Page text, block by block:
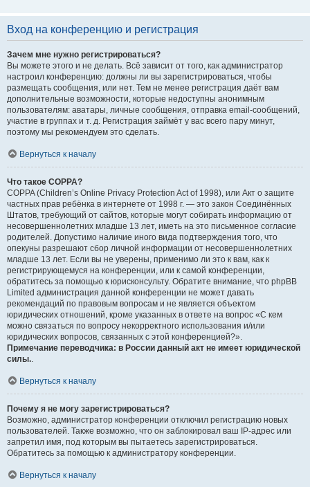
Вход на конференцию и регистрация
Зачем мне нужно регистрироваться?
Вы можете этого и не делать. Всё зависит от того, как администратор
настроил конференцию: должны ли вы зарегистрироваться, чтобы
размещать сообщения, или нет. Тем не менее регистрация даёт вам
дополнительные возможности, которые недоступны анонимным
пользователям: аватары, личные сообщения, отправка email-сообщений,
участие в группах и т. д. Регистрация займёт у вас всего пару минут,
поэтому мы рекомендуем это сделать.
Вернуться к началу
Что такое COPPA?
COPPA (Children’s Online Privacy Protection Act of 1998), или Акт о защите
частных прав ребёнка в интернете от 1998 г. — это закон Соединённых
Штатов, требующий от сайтов, которые могут собирать информацию от
несовершеннолетних младше 13 лет, иметь на это письменное согласие
родителей. Допустимо наличие иного вида подтверждения того, что
опекуны разрешают сбор личной информации от несовершеннолетних
младше 13 лет. Если вы не уверены, применимо ли это к вам, как к
регистрирующемуся на конференции, или к самой конференции,
обратитесь за помощью к юрисконсульту. Обратите внимание, что phpBB
Limited администрация данной конференции не может давать
рекомендаций по правовым вопросам и не является объектом
юридических отношений, кроме указанных в ответе на вопрос «С кем
можно связаться по вопросу некорректного использования и/или
юридических вопросов, связанных с этой конференцией?».
Примечание переводчика: в России данный акт не имеет юридической
силы..
Вернуться к началу
Почему я не могу зарегистрироваться?
Возможно, администратор конференции отключил регистрацию новых
пользователей. Также возможно, что он заблокировал ваш IP-адрес или
запретил имя, под которым вы пытаетесь зарегистрироваться.
Обратитесь за помощью к администратору конференции.
Вернуться к началу